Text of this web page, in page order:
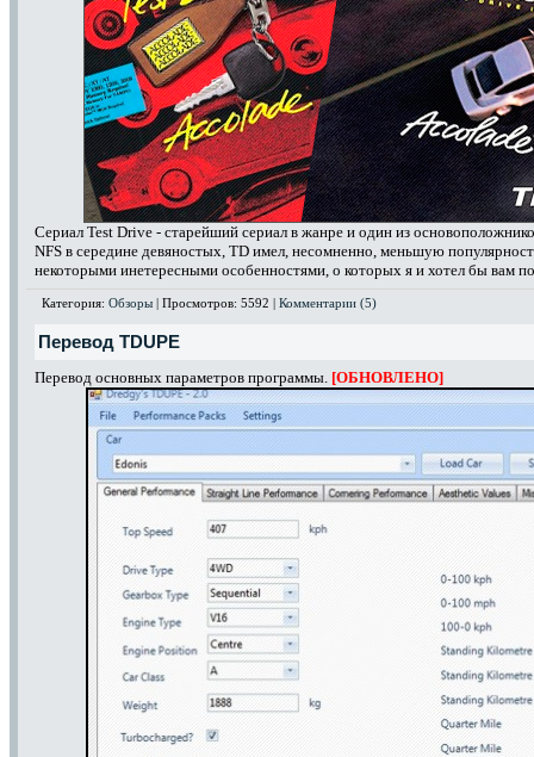
Сериал Test Drive - старейший сериал в жанре и один из
NFS в середине девяностых, TD имел, несомненно, меньшую
некоторыми инетересными особенностями, о которых я и хотел бы вам
Категория: Обзоры | Просмотров: 5592 | Комментарии (5)
Перевод TDUPE
Перевод основных параметров программы. [ОБНОВЛЕНО]